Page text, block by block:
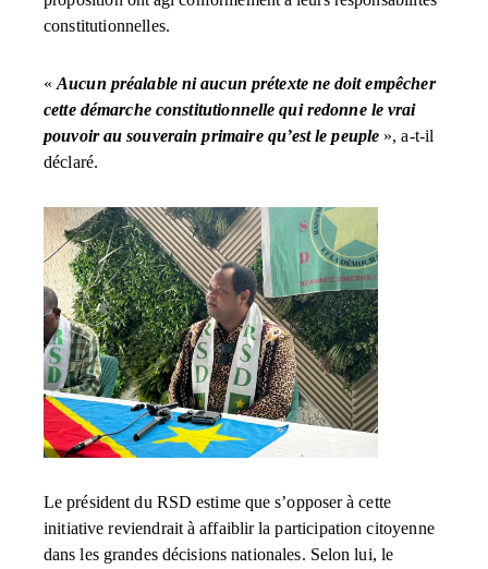
constitutionnelles.
« Aucun préalable ni aucun prétexte ne doit empêcher
cette démarche constitutionnelle qui redonne le vrai
pouvoir au souverain primaire qu’est le peuple », a-t-il
déclaré.
Le président du RSD estime que s’opposer à cette
initiative reviendrait à affaiblir la participation citoyenne
dans les grandes décisions nationales. Selon lui, le